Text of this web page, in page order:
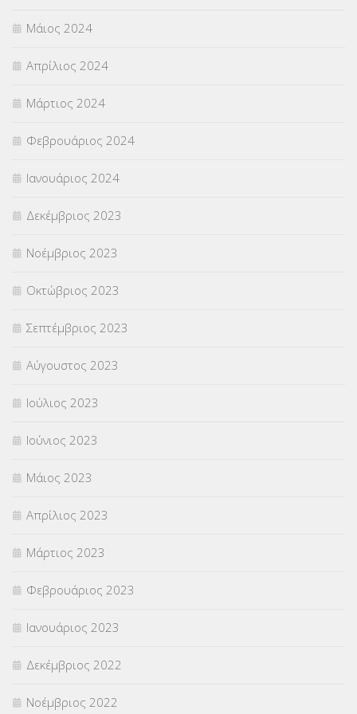
Μάιος 2024
Απρίλιος 2024
Μάρτιος 2024
Φεβρουάριος 2024
Ιανουάριος 2024
Δεκέμβριος 2023
Νοέμβριος 2023
Οκτώβριος 2023
Σεπτέμβριος 2023
Αύγουστος 2023
Ιούλιος 2023
Ιούνιος 2023
Μάιος 2023
Απρίλιος 2023
Μάρτιος 2023
Φεβρουάριος 2023
Ιανουάριος 2023
Δεκέμβριος 2022
Νοέμβριος 2022